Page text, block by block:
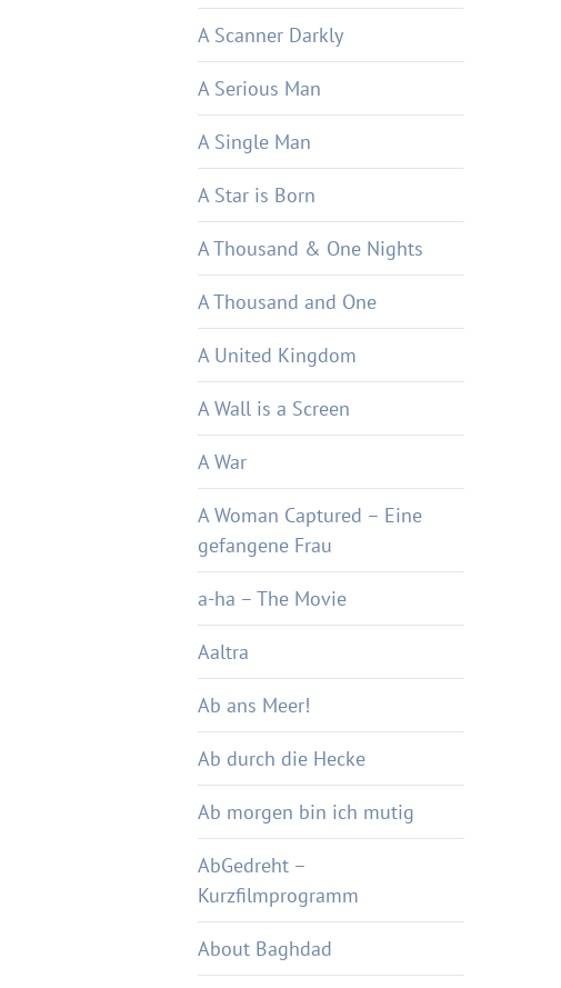
A Scanner Darkly
A Serious Man
A Single Man
A Star is Born
A Thousand & One Nights
A Thousand and One
A United Kingdom
A Wall is a Screen
A War
A Woman Captured – Eine
gefangene Frau
a-ha – The Movie
Aaltra
Ab ans Meer!
Ab durch die Hecke
Ab morgen bin ich mutig
AbGedreht –
Kurzfilmprogramm
About Baghdad